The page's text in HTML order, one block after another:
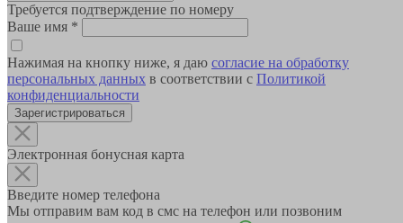
Требуется подтверждение по номеру
Ваше имя *
Нажимая на кнопку ниже, я даю согласие на обработку
персональных данных в соответствии с Политикой
конфиденциальности
Зарегистрироваться
Электронная бонусная карта
Введите номер телефона
Мы отправим вам код в смс на телефон или позвоним